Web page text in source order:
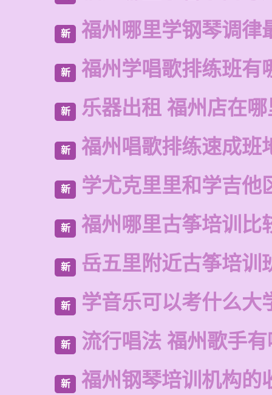
新 福州哪里学钢琴调律
新 福州学唱歌排练班有
新 乐器出租 福州店在
新 福州唱歌排练速成班
新 学尤克里里和学吉他
新 福州哪里古筝培训比
新 岳五里附近古筝培训
新 学音乐可以考什么大
新 流行唱法 福州歌手
新 福州钢琴培训机构的